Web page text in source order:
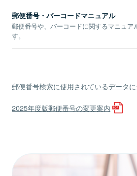
郵便番号・バーコードマニュアル
郵便番号や、バーコードに関するマニュア
す。
郵便番号検索に使用されているデータ
2025年度版郵便番号の変更案内